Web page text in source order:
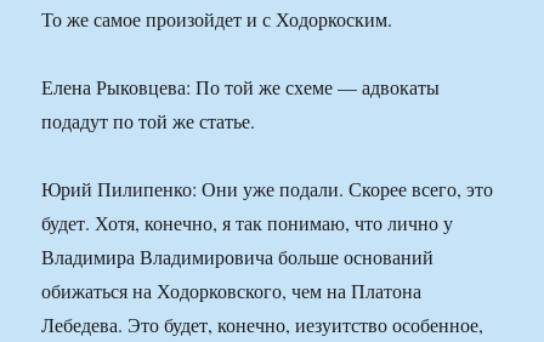
То же самое произойдет и с Ходоркоским.
Елена Рыковцева: По той же схеме — адвокаты
подадут по той же статье.
Юрий Пилипенко: Они уже подали. Скорее всего, это
будет. Хотя, конечно, я так понимаю, что лично у
Владимира Владимировича больше оснований
обижаться на Ходорковского, чем на Платона
Лебедева. Это будет, конечно, иезуитство особенное,